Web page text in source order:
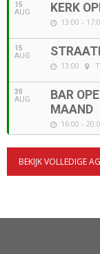
15
AUG KERK
13:00 -
15
AUG
13:00
30
AUG
BAR
MAAND
16:00 -
BEKIJK VOLLEDIGE